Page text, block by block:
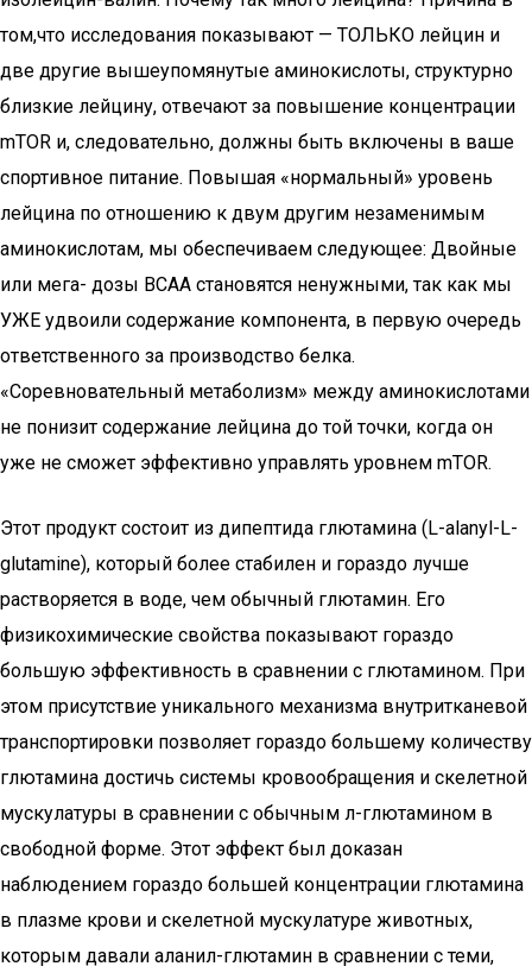
том,что исследования показывают — ТОЛЬКО лейцин и
две другие вышеупомянутые аминокислоты, структурно
близкие лейцину, отвечают за повышение концентрации
mTOR и, следовательно, должны быть включены в ваше
спортивное питание. Повышая «нормальный» уровень
лейцина по отношению к двум другим незаменимым
аминокислотам, мы обеспечиваем следующее: Двойные
или мега- дозы BCAA становятся ненужными, так как мы
УЖЕ удвоили содержание компонента, в первую очередь
ответственного за производство белка.
«Соревновательный метаболизм» между аминокислотами
не понизит содержание лейцина до той точки, когда он
уже не сможет эффективно управлять уровнем mTOR.
Этот продукт состоит из дипептида глютамина (L-alanyl-L-
glutamine), который более стабилен и гораздо лучше
растворяется в воде, чем обычный глютамин. Его
физикохимические свойства показывают гораздо
большую эффективность в сравнении с глютамином. При
этом присутствие уникального механизма внутритканевой
транспортировки позволяет гораздо большему количеству
глютамина достичь системы кровообращения и скелетной
мускулатуры в сравнении с обычным л-глютамином в
свободной форме. Этот эффект был доказан
наблюдением гораздо большей концентрации глютамина
в плазме крови и скелетной мускулатуре животных,
которым давали аланил-глютамин в сравнении с теми,